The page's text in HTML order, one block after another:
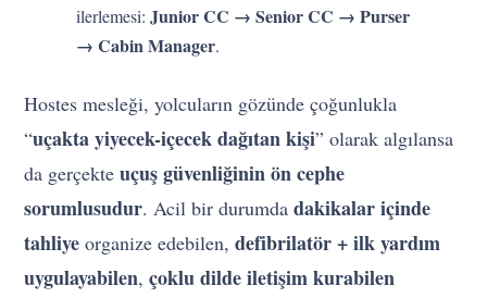
ilerlemesi:Junior CC → Senior CC → Purser
→ Cabin Manager.
Hostes mesleği, yolcuların gözünde çoğunlukla
“uçakta yiyecek-içecek dağıtan kişi” olarak algılansa
da gerçekteuçuş güvenliğinin ön cephe
sorumlusudur. Acil bir durumdadakikalar içinde
tahliye organize edebilen,defibrilatör + ilk yardım
uygulayabilen,çoklu dilde iletişim kurabilen